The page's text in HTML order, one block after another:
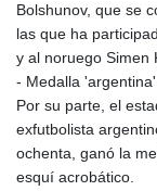
Bolshunov, que se
las que ha
y al noruego Simen
- Medalla
Por su parte, el
exfutbolista
ochenta, ganó la
esquí acrobático.